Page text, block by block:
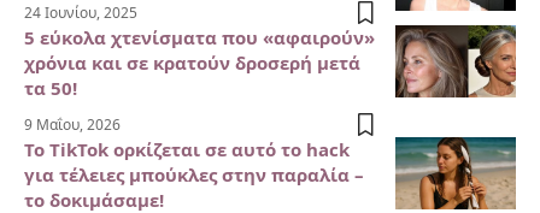
24 Ιουνίου, 2025
5 εύκολα χτενίσματα που «αφαιρούν»
χρόνια και σε κρατούν δροσερή μετά
τα 50!
9 Μαΐου, 2026
Το TikTok ορκίζεται σε αυτό το hack
για τέλειες μπούκλες στην παραλία –
το δοκιμάσαμε!